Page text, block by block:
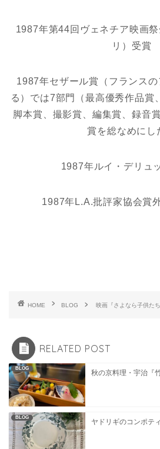
1987年第44回ヴェネチア映画
リ）受賞
1987年セザール賞（フランス
る）では7部門（最高優秀作品賞
脚本賞、撮影賞、編集賞、録音
賞を総なめにし
1987年ルイ・デリュ
1987年L.A.批評家協会賞
HOME BLOG 映画『さよなら子供たち
RELATED POST
BLOG
秋の京料理・宇治『
BLOG
ヤドリギのコンポテ